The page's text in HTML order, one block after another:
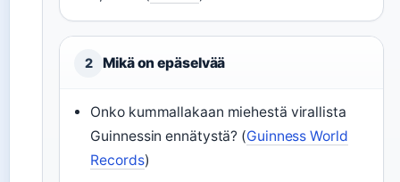
2 Mikä on epäselvää
Onko kummallakaan miehestä virallista
Guinnessin ennätystä? (Guinness World
Records)